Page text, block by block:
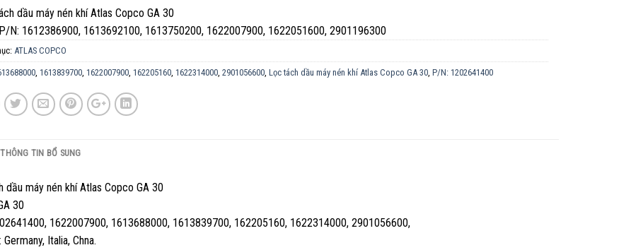
dầu máy nén khí Atlas Copco GA 30
N: 1612386900, 1613692100, 1613750200, 1622007900, 1622051600, 2901196300
ATLAS COPCO
1613839700 1622007900 162205160 1622314000 2901056600 Lọc tách dầu máy nén khí Atlas Copco GA 30 P/N: 1202641400
THÔNG TIN BỔ SUNG
dầu máy nén khí Atlas Copco GA 30
30
1622007900, 1613688000, 1613839700, 162205160, 1622314000, 2901056600,
Italia, Chna.